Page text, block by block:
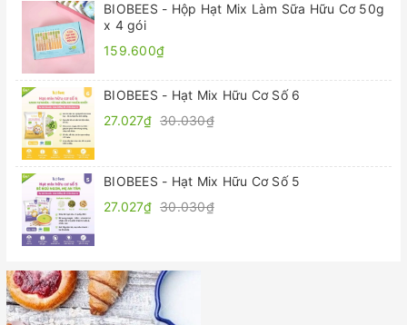
BIOBEES - Hộp Hạt Mix Làm Sữa Hữu Cơ 50g
x 4 gói
159.600₫
BIOBEES - Hạt Mix Hữu Cơ Số 6
27.027₫ 30.030₫
BIOBEES - Hạt Mix Hữu Cơ Số 5
27.027₫ 30.030₫